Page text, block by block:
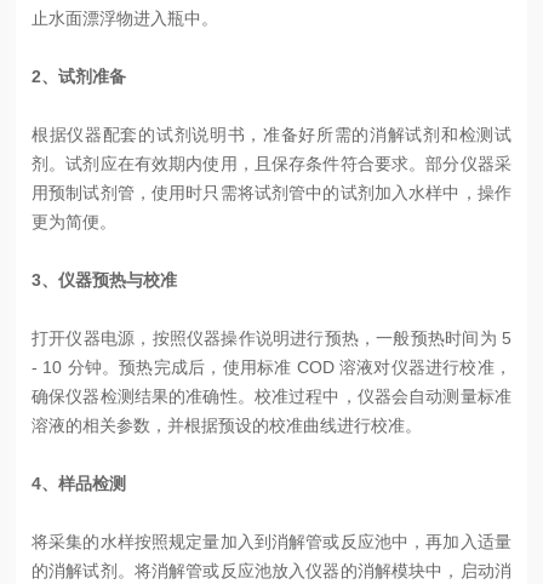
止水面漂浮物进入瓶中。
2、试剂准备
根据仪器配套的试剂说明书，准备好所需的消解试剂和检测试
剂。试剂应在有效期内使用，且保存条件符合要求。部分仪器采
用预制试剂管，使用时只需将试剂管中的试剂加入水样中，操作
更为简便。
3、仪器预热与校准
打开仪器电源，按照仪器操作说明进行预热，一般预热时间为 5
- 10 分钟。预热完成后，使用标准 COD 溶液对仪器进行校准，
确保仪器检测结果的准确性。校准过程中，仪器会自动测量标准
溶液的相关参数，并根据预设的校准曲线进行校准。
4、样品检测
将采集的水样按照规定量加入到消解管或反应池中，再加入适量
的消解试剂。将消解管或反应池放入仪器的消解模块中，启动消